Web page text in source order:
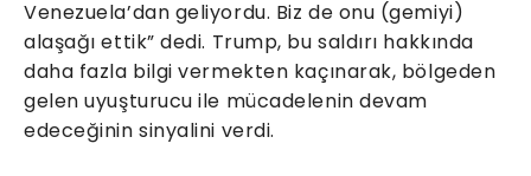
Venezuela’dan geliyordu. Biz de onu (gemiyi)
alaşağı ettik” dedi. Trump, bu saldırı hakkında
daha fazla bilgi vermekten kaçınarak, bölgeden
gelen uyuşturucu ile mücadelenin devam
edeceğinin sinyalini verdi.